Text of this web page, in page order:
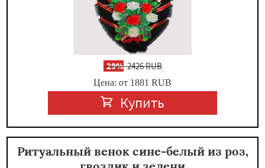
-29%2426 RUB
Цена: от 1881 RUB
Купить
Ритуальный венок сине-белый из роз,